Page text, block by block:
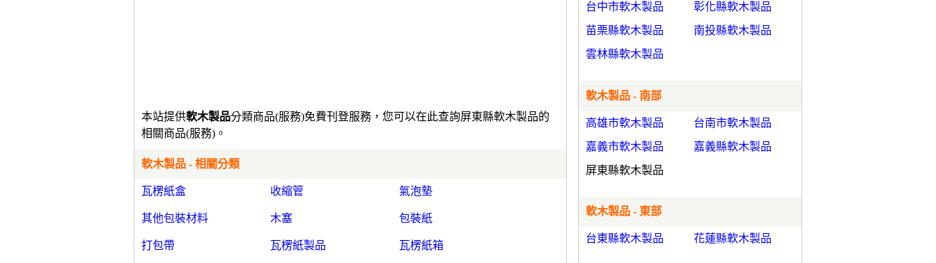
本站提供軟木製品分類商品(服務)免費刊登服務，您可以在此查詢屏東縣軟木製品的
相關商品(服務)。
軟木製品 - 相關分類
瓦楞紙盒 收縮管 氣泡墊
其他包裝材料 木塞 包裝紙
打包帶 瓦楞紙製品 瓦楞紙箱
台中市軟木製品
彰化縣軟木製品
苗栗縣軟木製品
南投縣軟木製品
雲林縣軟木製品
軟木製品 - 南部
高雄市軟木製品
台南市軟木製品
嘉義市軟木製品
嘉義縣軟木製品
屏東縣軟木製品
軟木製品 - 東部
台東縣軟木製品 花蓮縣軟木製品